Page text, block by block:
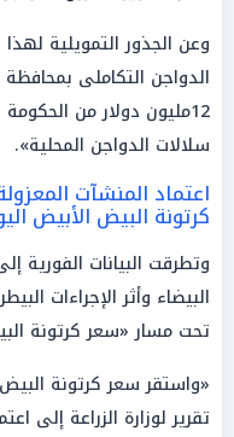
وعن الجذور التمويلية
12مليون دولار من
سلالات الدواجن المحلية».
اعتماد المنشآت
كرتونة البيض الأبيض
وتطرقت البيانات الفورية
البيضاء وأثر الإجراءات
تحت مسار «سعر كرتونة